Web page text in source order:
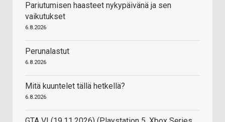
Pariutumisen haasteet nykypäivänä ja sen
vaikutukset
6.8.2026
Perunalastut
6.8.2026
Mitä kuuntelet tällä hetkellä?
6.8.2026